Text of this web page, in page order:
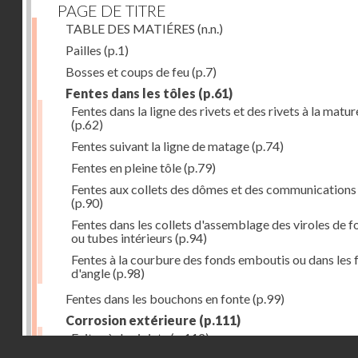
PAGE DE TITRE
TABLE DES MATIÉRES (n.n.)
Pailles (p.1)
Bosses et coups de feu(p.7)
Fentes dans les tôles (p.61)
Fentes dans la ligne des rivets et des rivets à la
(p.62)
Fentes suivant la ligne de matage(p.74)
Fentes en pleine tôle(p.79)
Fentes aux collets des dômes et des communications
(p.90)
Fentes dans les collets d'assemblage des viroles de
ou tubes intérieurs (p.94)
Fentes à la courbure des fonds emboutis ou dans les
d'angle(p.98)
Fentes dans les bouchons en fonte(p.99)
Corrosion extérieure (p.111)
Fuites à des joints(p.112)